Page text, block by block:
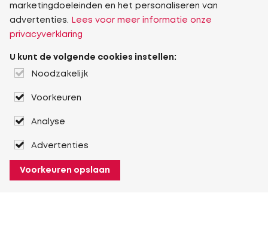
marketingdoeleinden en het personaliseren van
advertenties.
Lees voor meer informatie onze
privacyverklaring
U kunt de volgende cookies instellen:
Noodzakelijk
Voorkeuren
Analyse
Advertenties
Voorkeuren opslaan